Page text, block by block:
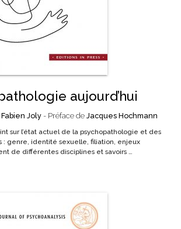
aujourd’hui
Fabien Joly- Préface de Jacques Hochmann
sur l’état actuel de la psychopathologie et des
: genre, identité sexuelle, filiation, enjeux
de différentes disciplines et savoirs …